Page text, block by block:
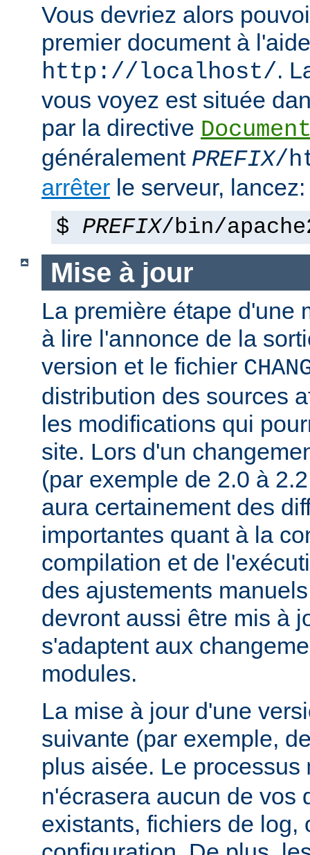
Vous devriez alors
premier document à
http://localhost/.
vous voyez est située
par la directive
généralement PREFIX/
arrêter le serveur, lancez:
$ PREFIX/bin/
Mise à jour
La première étape d'une
à lire l'annonce de la
version et le fichier
distribution des sources
les modifications qui
site. Lors d'un
(par exemple de 2.0 à
aura certainement des
importantes quant à la
compilation et de
des ajustements
devront aussi être mis à
s'adaptent aux
modules.
La mise à jour d'une
suivante (par exemple,
plus aisée. Le processus
n'écrasera aucun de vos
existants, fichiers de log,